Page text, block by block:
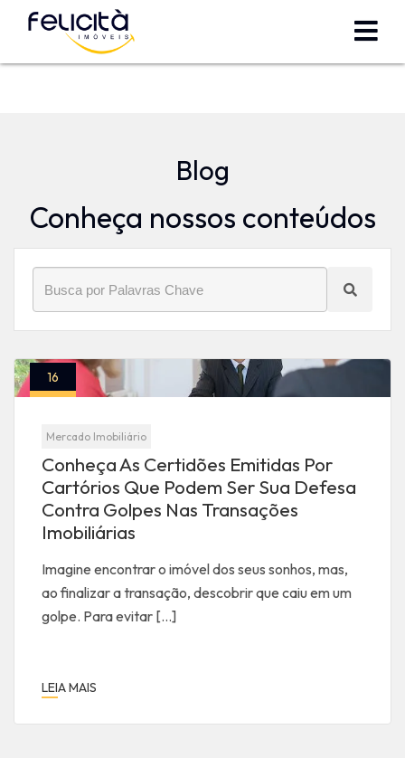
Início»Blog»cartórios
Blog
Conheça nossos conteúdos
16
Mercado Imobiliário
Conheça As Certidões Emitidas Por
Cartórios Que Podem Ser Sua Defesa
Contra Golpes Nas Transações
Imobiliárias
Imagine encontrar o imóvel dos seus sonhos, mas,
ao finalizar a transação, descobrir que caiu em um
golpe. Para evitar […]
LEIA MAIS